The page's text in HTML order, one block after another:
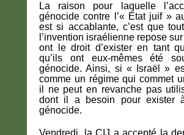
La raison pour laquelle
génocide contre l’« État juif »
est si accablante, c’est que
l’invention israélienne repose sur
ont le droit d’exister en tant
qu’ils ont eux-mêmes été
génocide. Ainsi, si « Israël »
comme un régime qui commet
il ne peut en revanche pas
dont il a besoin pour exister
génocide.
Vendredi, la CIJ a accepté la